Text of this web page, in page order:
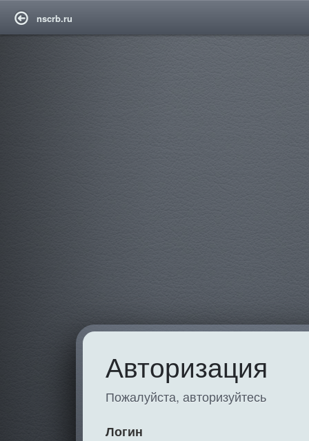
nscrb.ru
Авторизация
Пожалуйста, авторизуйтесь
Логин